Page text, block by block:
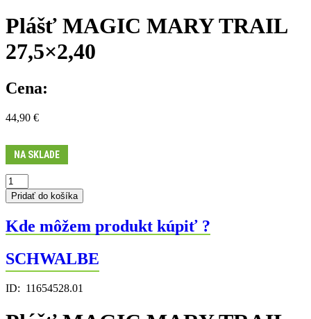
Plášť MAGIC MARY TRAIL
27,5×2,40
Cena:
44,90 €
NA SKLADE
množstvo
Plášť
MAGIC
TRAIL
Pridať do košíka
Kde môžem produkt kúpiť ?
SCHWALBE
ID: 11654528.01